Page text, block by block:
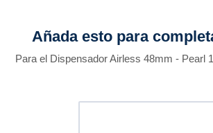
Añada esto para
Para el Dispensador Airless 48mm - Pearl